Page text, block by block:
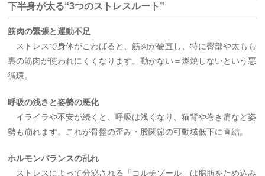
下半身が太る“3つのストレスルート”
筋肉の緊張と運動不足
ストレスで身体がこわばると、筋肉が硬直し、特に臀部や太もも
裏の筋肉が使われにくくなります。動かない＝燃焼しないという悪
循環。
呼吸の浅さと姿勢の悪化
イライラや不安が続くと、呼吸は浅くなり、猫背や巻き肩など姿
勢も崩れます。これが骨盤の歪み・股関節の可動域低下に直結。
ホルモンバランスの乱れ
ストレスによって分泌される「コルチゾール」は脂肪をため込み